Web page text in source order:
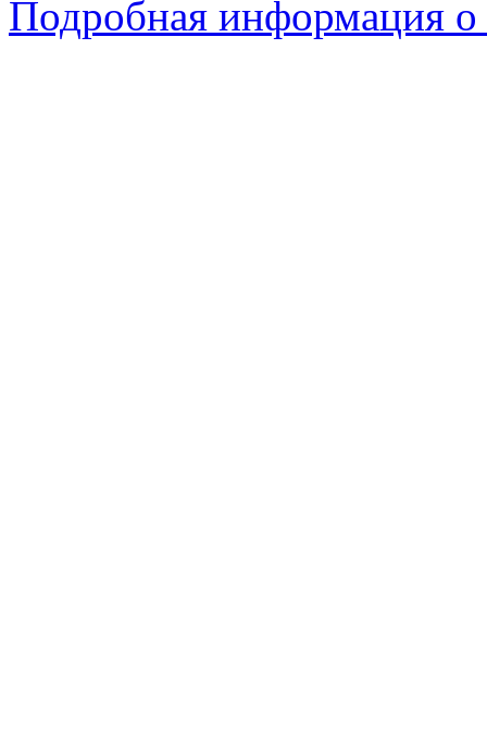
Подробная информация о